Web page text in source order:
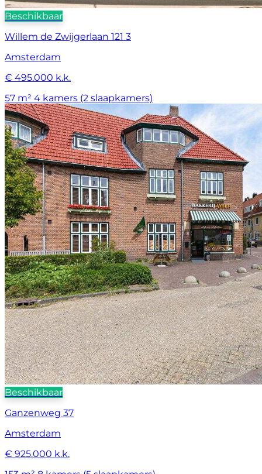
Beschikbaar
Willem de Zwijgerlaan 121 3
Amsterdam
€ 495.000 k.k.
57 m² 4 kamers (2 slaapkamers)
Beschikbaar
Ganzenweg 37
Amsterdam
€ 925.000 k.k.